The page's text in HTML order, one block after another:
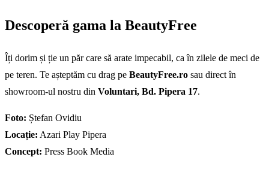
Descoperă gama la BeautyFree
Îți dorim și ție un păr care să arate impecabil, ca în zilele de meci de
pe teren. Te așteptăm cu drag pe BeautyFree.ro sau direct în
showroom-ul nostru din Voluntari, Bd. Pipera 17.
Foto: Ștefan Ovidiu
Locație: Azari Play Pipera
Concept: Press Book Media